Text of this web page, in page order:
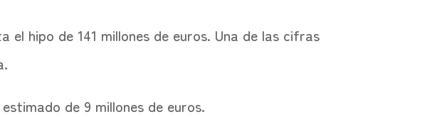
el hipo de 141 millones de euros. Una de las cifras
de 9 millones de euros.